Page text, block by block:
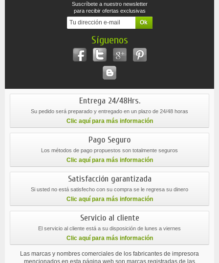
Suscríbete a nuestro newsletter
para recibir ofertas exclusivas
Síguenos
Entrega 24/48Hrs.
Su pedido será preparado y entregado en un plazo de 24/48 horas
Clic aquí para más información
Pago Seguro
Los métodos de pago propuestos son totalmente seguros
Clic aquí para más información
Satisfacción garantizada
Si usted no está satisfecho con su compra se le regresa su dinero
Clic aquí para más información
Servicio al cliente
El servicio al cliente está a su disposición de lunes a viernes
Clic aquí para más información
Las marcas y nombres comerciales de los fabricantes de impresora
mencionados en esta página web son marcas registradas de las